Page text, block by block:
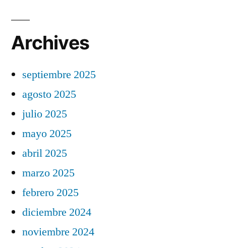
Archives
septiembre 2025
agosto 2025
julio 2025
mayo 2025
abril 2025
marzo 2025
febrero 2025
diciembre 2024
noviembre 2024